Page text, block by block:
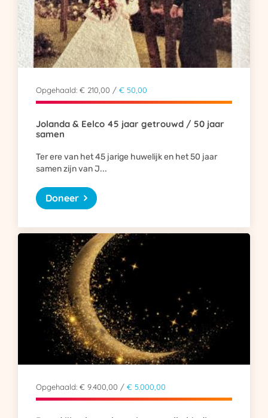
Opgehaald: € 210,00 / € 50,00
Jolanda & Eelco 45 jaar getrouwd / 50 jaar
samen
Ter ere van het 45 jarige huwelijk en het 50 jaar
samen zijn van J...
Doneer
Opgehaald: € 9.400,00 / € 5.000,00